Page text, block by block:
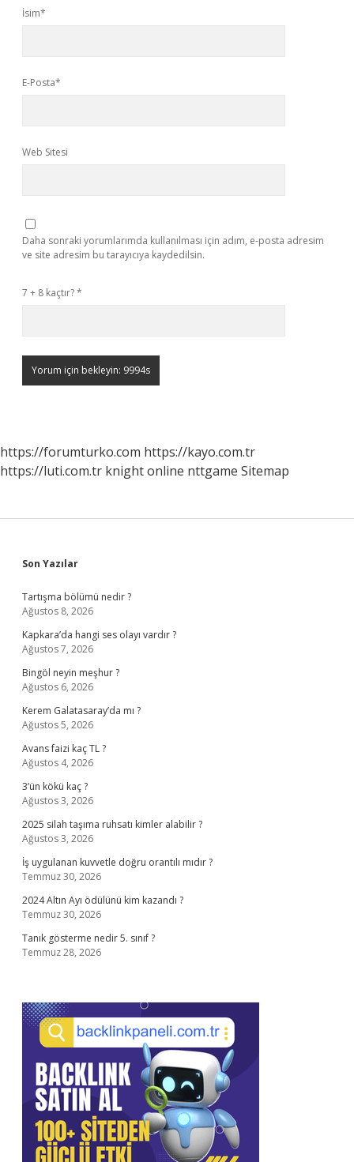
İsim*
E-Posta*
Web Sitesi
Daha sonraki yorumlarımda kullanılması için adım, e-posta adresim
ve site adresim bu tarayıcıya kaydedilsin.
7 + 8 kaçtır?*
https://forumturko.com https://kayo.com.tr
https://luti.com.tr knight online nttgame Sitemap
Sidebar
Son Yazılar
Tartışma bölümü nedir ?
Ağustos 8, 2026
Kapkara’da hangi ses olayı vardır ?
Ağustos 7, 2026
Bingöl neyin meşhur ?
Ağustos 6, 2026
Kerem Galatasaray’da mı ?
Ağustos 5, 2026
Avans faizi kaç TL ?
Ağustos 4, 2026
3’ün kökü kaç ?
Ağustos 3, 2026
2025 silah taşıma ruhsatı kimler alabilir ?
Ağustos 3, 2026
İş uygulanan kuvvetle doğru orantılı mıdır ?
Temmuz 30, 2026
2024 Altın Ayı ödülünü kim kazandı ?
Temmuz 30, 2026
Tanık gösterme nedir 5. sınıf ?
Temmuz 28, 2026